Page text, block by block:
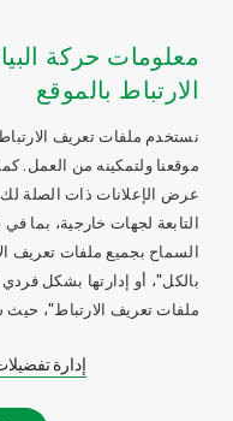
معلومات حركة
الارتباط بالموقع
نستخدم ملفات تعريف
موقعنا ولتمكينه من العمل.
عرض الإعلانات ذات الصلة لك
التابعة لجهات خارجية، بما
السماح بجميع ملفات تعريف
بالكل"، أو إدارتها بشكل
ملفات تعريف الارتباط"،
إدارة